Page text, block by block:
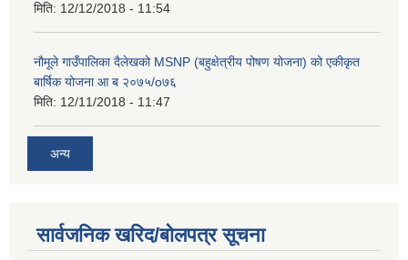
मिति: 12/12/2018 - 11:54
नौमूले गाउँपालिका दैलेखको MSNP (बहुक्षेत्रीय पोषण योजना) को एकीकृत
बार्षिक योजना आ ब २०७५/o७६
मिति: 12/11/2018 - 11:47
अन्य
सार्वजनिक खरिद/बोलपत्र सूचना